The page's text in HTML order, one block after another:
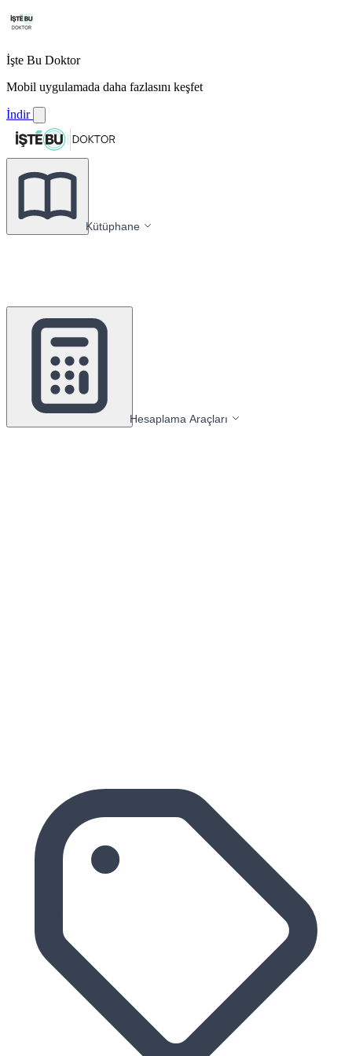
İşte Bu Doktor
Mobil uygulamada daha fazlasını keşfet
İndir
Kütüphane
Hesaplama Araçları